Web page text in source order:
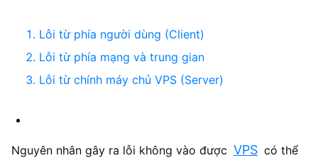
Lỗi từ phía người dùng (Client)
Lỗi từ phía mạng và trung gian
Lỗi từ chính máy chủ VPS (Server)
Nguyên nhân gây ra lỗi không vào được VPS có thể